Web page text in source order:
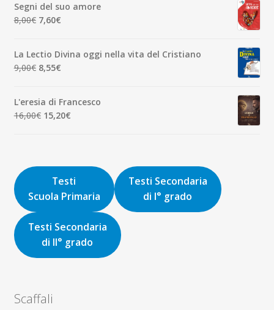
era:
1,90€.
è:
1,81€.
Segni del suo amore
8,00€ Il
era:
8,00€.
7,60€Il
è:
7,60€.
La Lectio Divina oggi nella vita del Cristiano
9,00€ Il
era:
9,00€.
8,55€Il
è:
8,55€.
L'eresia di Francesco
16,00€ Il
16,00€.
15,20€Il
15,20€.
Testi
Scuola Primaria
Testi Secondaria
di I° grado
Testi Secondaria
di II° grado
Scaffali